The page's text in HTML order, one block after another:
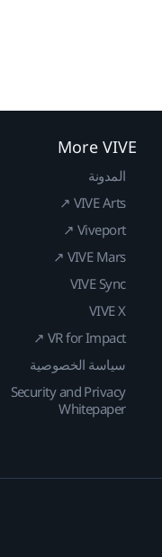
More VIVE
المدونة
VIVE Arts ↗
Viveport ↗
VIVE Mars ↗
VIVE Sync
VIVE X
VR for Impact ↗
سياسة الخصوصية
Security and Privacy
Whitepaper